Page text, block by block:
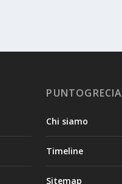
PUNTOGRECIA
Chi siamo
Timeline
Sitemap